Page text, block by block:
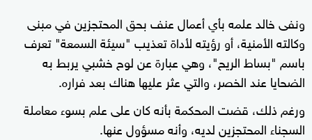
ونفى خالد علمه بأي أعمال عنف بحق المحتجزين في مبنى
وكالته الأمنية، ⁠أو رؤيته لأداة ‌تعذيب "سيئة السمعة" تعرف
باسم "بساط الريح"، وهي عبارة عن لوح خشبي ⁠يربط به
الضحايا عند الخصر، والتي عثر عليها هناك بعد ⁠فراره.
ورغم ذلك، قضت المحكمة بأنه كان على علم بسوء معاملة
السجناء المحتجزين لديه، وأنه ​مسؤول عنها.